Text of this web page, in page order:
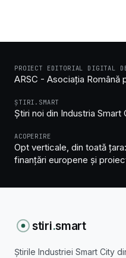
PROIECT EDITORIAL DIGITAL
ARSC - Asociația Română
ȘTIRI.SMART
Știri noi din Industria Smart
ACOPERIRE
Opt verticale, din toată
finanțări europene și
stiri.smart
Știrile Industriei Smart City